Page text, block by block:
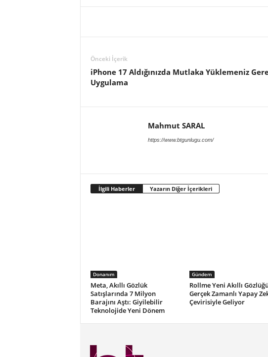
Önceki İçerik
iPhone 17 Aldığınızda Mutlaka Yüklemeniz
Uygulama
Mahmut SARAL
https://www.btgunlugu.com/
İlgili Haberler Yazarın Diğer İçerikleri
Donanım
Meta, Akıllı Gözlük
Satışlarında 7 Milyon
Barajını Aştı: Giyilebilir
Teknolojide Yeni Dönem
Gündem
Rollme Yeni Akıllı
Gerçek Zamanlı Yapay
Çevirisiyle Geliyor